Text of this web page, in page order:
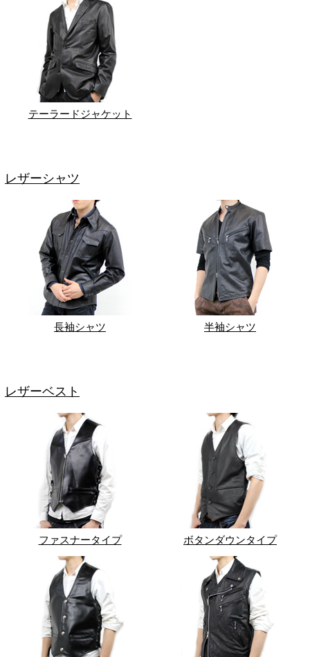
テーラードジャケット
レザーシャツ
長袖シャツ 半袖シャツ
レザーベスト
ファスナータイプ ボタンダウンタイプ